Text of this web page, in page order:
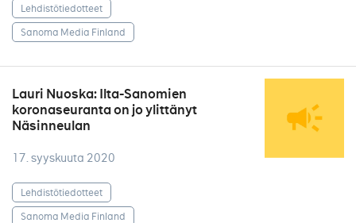
Lehdistötiedotteet
Sanoma Media Finland
Lauri Nuoska: Ilta-Sanomien
koronaseuranta on jo ylittänyt
Näsinneulan
17. syyskuuta 2020
Lehdistötiedotteet
Sanoma Media Finland